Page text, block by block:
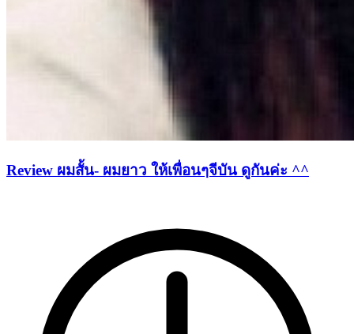
Review ผมสั้น- ผมยาว ให้เพื่อนๆจีบัน ดูกันค่ะ ^^